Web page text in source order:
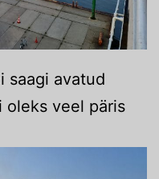
saagi avatud
oleks veel päris